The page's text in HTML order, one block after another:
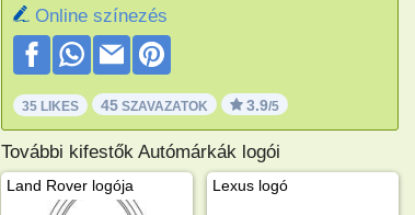
Online színezés
35 LIKES 45SZAVAZATOK 3.9/5
További kifestők Autómárkák logói
Land Rover logója Lexus logó